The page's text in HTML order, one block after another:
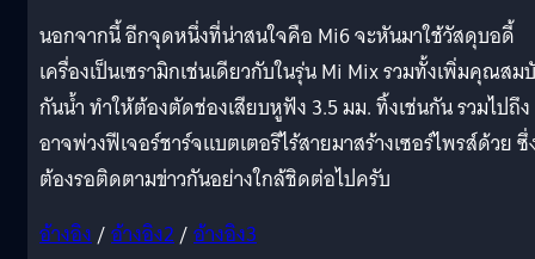
นอกจากนี้ อีกจุดหนึ่งที่น่าสนใจคือ Mi6 จะหันมาใช้วัสดุบอดี้
เครื่องเป็นเซรามิกเช่นเดียวกับในรุ่น Mi Mix รวมทั้งเพิ่มคุณสม
กันน้ำ ทำให้ต้องตัดช่องเสียบหูฟัง 3.5 มม. ทิ้งเช่นกัน รวมไปถึง
อาจพ่วงฟีเจอร์ชาร์จแบตเตอรีไร้สายมาสร้างเซอร์ไพรส์ด้วย ซึ่
ต้องรอติดตามข่าวกันอย่างใกล้ชิดต่อไปครับ
อ้างอิง/อ้างอิง2/อ้างอิง3